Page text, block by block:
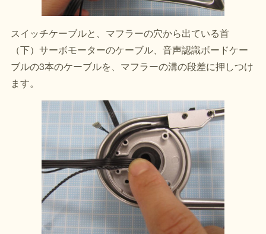
スイッチケーブルと、マフラーの穴から出ている首
（下）サーボモーターのケーブル、音声認識ボードケー
ブルの3本のケーブルを、マフラーの溝の段差に押しつけ
ます。